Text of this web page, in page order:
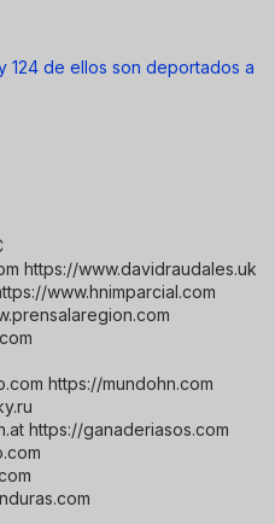
124 de ellos son deportados a
https://www.davidraudales.uk
www.hnimparcial.com
https://mundohn.com
https://ganaderiasos.com